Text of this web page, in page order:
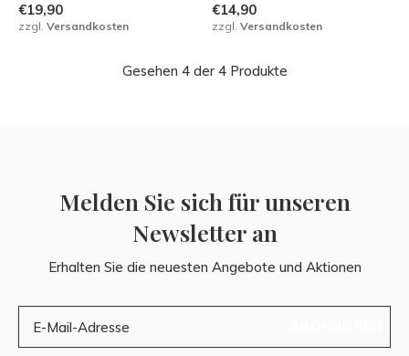
€19,90
zzgl. Versandkosten
€14,90
zzgl. Versandkosten
Gesehen 4 der 4 Produkte
Melden Sie sich für unseren
Newsletter an
Erhalten Sie die neuesten Angebote und Aktionen